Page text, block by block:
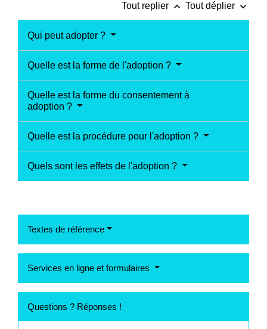
Tout replier keyboard_arrow_up Tout déplier keyboard_arrow_down
Qui peut adopter ?
Quelle est la forme de l'adoption ?
Quelle est la forme du consentement à
adoption ?
Quelle est la procédure pour l'adoption ?
Quels sont les effets de l'adoption ?
Textes de référence
Services en ligne et formulaires
Questions ? Réponses !